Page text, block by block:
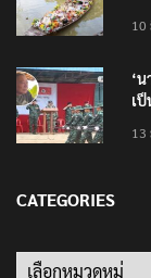
10
‘
เ
13
CATEGORIES
Categories